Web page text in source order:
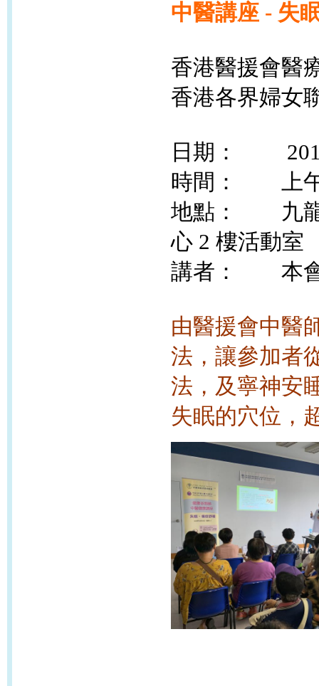
中醫講座 - 失
香港醫援會醫
香港各界婦女
日期： 2019
時間： 上午
地點： 九龍
心 2 樓活動室
講者： 本會
由醫援會中醫
法，讓參加者
法，及寧神安
失眠的穴位，